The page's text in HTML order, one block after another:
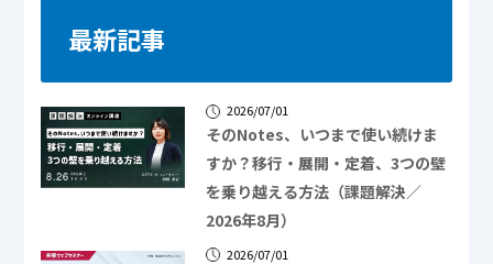
最新記事
2026/07/01
そのNotes、いつまで使い続けま
すか？移行・展開・定着、3つの壁
を乗り越える方法（課題解決／
2026年8月）
2026/07/01